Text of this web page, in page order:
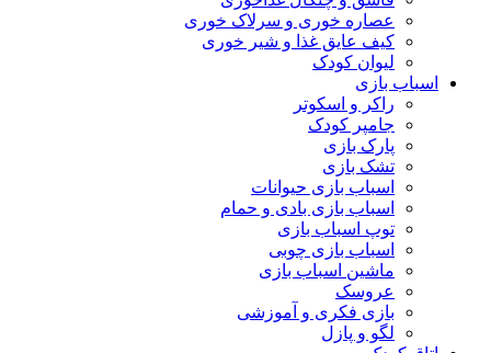
عصاره خوری و سرلاک خوری
کیف عایق غذا و شیر خوری
لیوان کودک
اسباب بازی
راکر و اسکوتر
جامپر کودک
پارک بازی
تشک بازی
اسباب بازی حیوانات
اسباب بازی بادی و حمام
توپ اسباب بازی
اسباب بازی چوبی
ماشین اسباب بازی
عروسک
بازی فکری و آموزشی
لگو و پازل